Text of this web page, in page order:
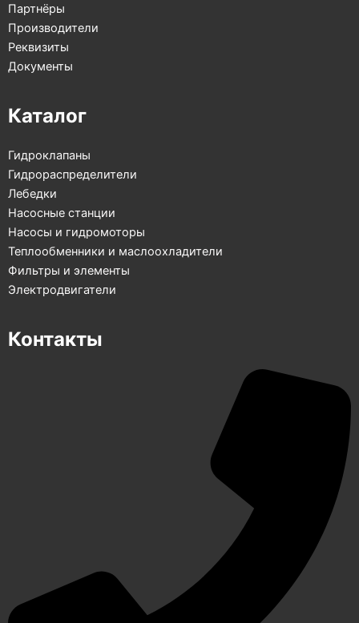
Партнёры
Производители
Реквизиты
Документы
Каталог
Гидроклапаны
Гидрораспределители
Лебедки
Насосные станции
Насосы и гидромоторы
Теплообменники и маслоохладители
Фильтры и элементы
Электродвигатели
Контакты